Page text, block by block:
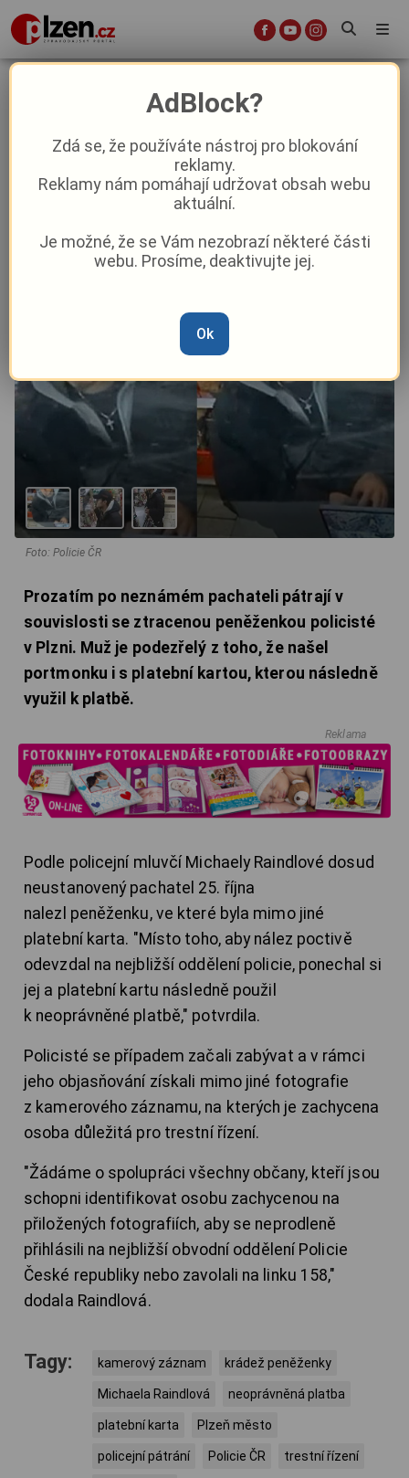
Nalezl peněženku s kartou, nechal
si ji a vybíral z bankomatu. Policisté
pátrají po muži na fotce!
Aktuality Krimi Aktuálně
Marie Osvaldová –16. 12. 2025|09:39
Foto: Policie ČR
Prozatím po neznámém pachateli pátrají v
souvislosti se ztracenou peněženkou policisté
v Plzni. Muž je podezřelý z toho, že našel
portmonku i s platební kartou, kterou následně
využil k platbě.
Reklama
Podle policejní mluvčí Michaely Raindlové dosud
neustanovený pachatel 25. října
nalezl peněženku, ve které byla mimo jiné
platební karta. "Místo toho, aby nález poctivě
odevzdal na nejbližší oddělení policie, ponechal si
jej a platební kartu následně použil
k neoprávněné platbě," potvrdila.
Policisté se případem začali zabývat a v rámci
jeho objasňování získali mimo jiné fotografie
z kamerového záznamu, na kterých je zachycena
osoba důležitá pro trestní řízení.
"Žádáme o spolupráci všechny občany, kteří jsou
schopni identifikovat osobu zachycenou na
přiložených fotografiích, aby se neprodleně
přihlásili na nejbližší obvodní oddělení Policie
České republiky nebo zavolali na linku 158,"
dodala Raindlová.
Tagy: kamerový záznam krádež peněženky
Michaela Raindlová neoprávněná platba
platební karta Plzeň město
policejní pátrání Policie ČR trestní řízení
AdBlock?
Zdá se, že používáte nástroj pro blokování
reklamy.
Reklamy nám pomáhají udržovat obsah webu
aktuální.
Je možné, že se Vám nezobrazí některé části
webu. Prosíme, deaktivujte jej.
Ok